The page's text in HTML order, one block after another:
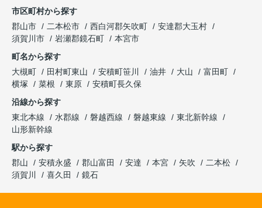
市区町村から探す
郡山市
二本松市 西白河郡矢吹町
安達郡大玉村
須賀川市
岩瀬郡鏡石町
本宮市
町名から探す
大槻町
田村町東山 安積町笹川 油井 大山
富田町
横塚
菜根 東原
安積町長久保
沿線から探す
東北本線
水郡線 磐越西線 磐越東線
東北新幹線
山形新幹線
駅から探す
郡山
安積永盛 郡山富田 安達 本宮 矢吹
二本松
須賀川
喜久田 鏡石